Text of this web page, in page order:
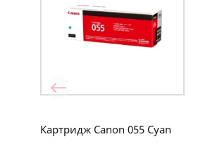
Картридж Canon 055 Cyan